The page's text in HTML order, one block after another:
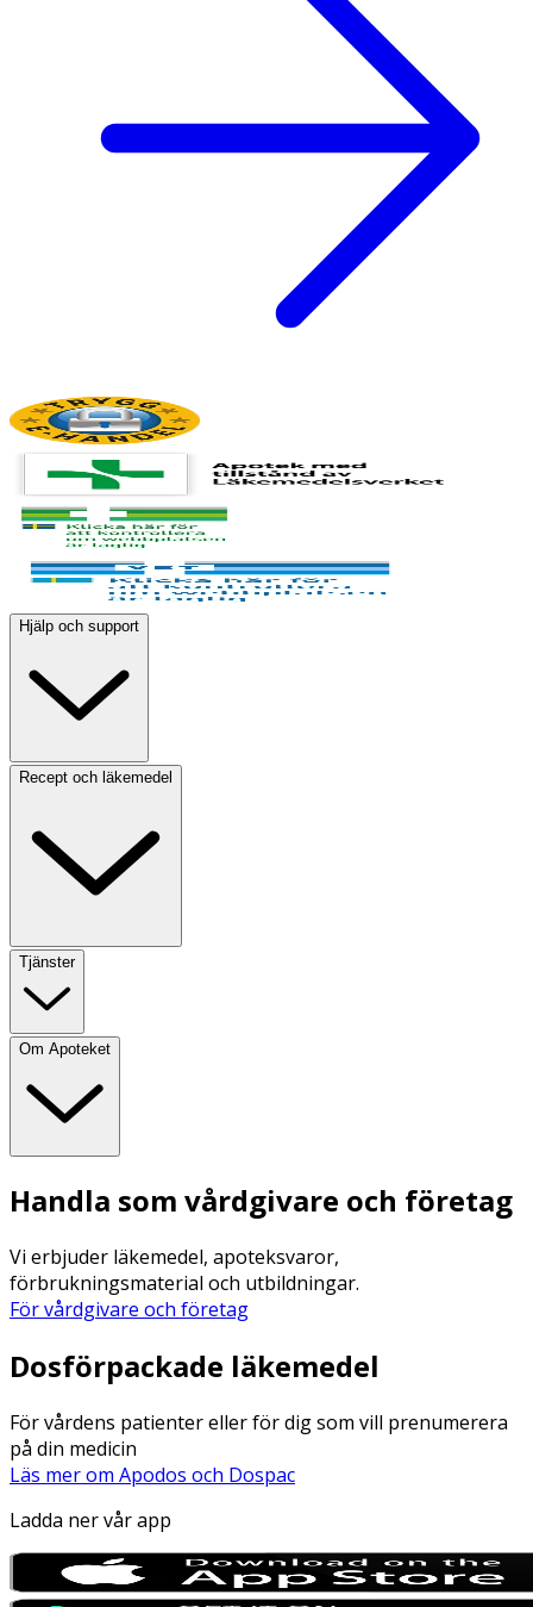
Hjälp och support
Recept och läkemedel
Tjänster
Om Apoteket
Handla som vårdgivare och företag
Vi erbjuder läkemedel, apoteksvaror,
förbrukningsmaterial och utbildningar.
För vårdgivare och företag
Dosförpackade läkemedel
För vårdens patienter eller för dig som vill prenumerera
på din medicin
Läs mer om Apodos och Dospac
Ladda ner vår app